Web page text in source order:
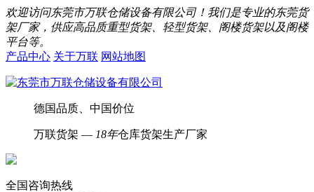
欢迎访问东莞市万联仓储设备有限公司！我们是专业的东莞货
架厂家，供应高品质重型货架、轻型货架、阁楼货架以及阁楼
平台等。
产品中心 关于万联 网站地图
德国品质、中国价位
万联货架 — 18年仓库货架生产厂家
全国咨询热线